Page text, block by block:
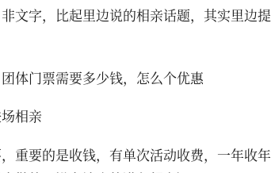
文字，比起里边说的相亲话题，其实里边
体门票需要多少钱，怎么个优惠
相亲
重要的是收钱，有单次活动收费，一年收